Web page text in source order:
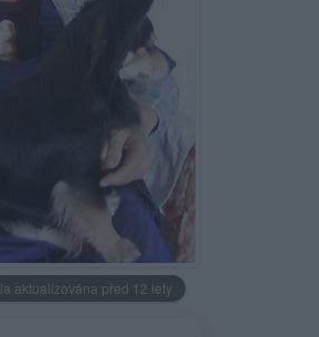
aktualizována před 12 lety